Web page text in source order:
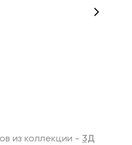
из коллекции - 3Д